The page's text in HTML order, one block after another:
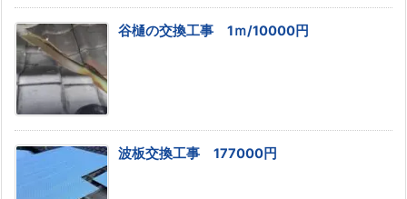
谷樋の交換工事 1ｍ/10000円
波板交換工事 177000円